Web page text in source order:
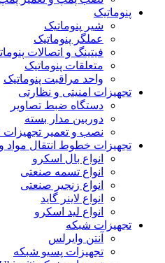
پنوماتیک
شیر پنوماتیک
عملگر پنوماتیک
فیتینگ و اتصالات
متعلقات پنوماتیک
واحد مراقبت پنوماتیک
تجهیزات امنیتی و نظارتی
دستگاه ضبط تصاویر
دوربین مدار بسته
نصب و تعمیر تجهیزات
تجهیزات خطوط انتقال مواد و
انواع بال اسکرو
انواع تسمه صنعتی
انواع زنجیر صنعتی
انواع لاینر گاید
انواع لید اسکرو
تجهیزات شبکه
آنتن وایرلس
تجهیزات پسیو شبکه